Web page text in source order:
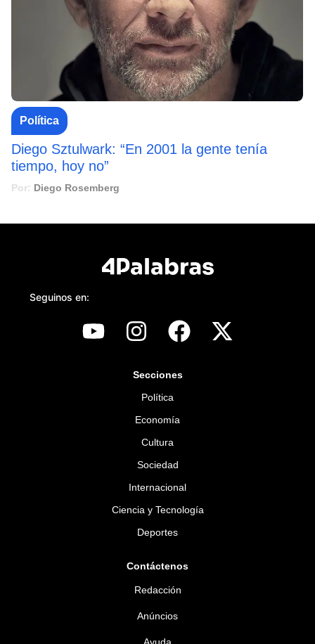
Política
Diego Sztulwark: “En 2001 la gente tenía
tiempo, hoy no”
Por: Diego Rosemberg
Seguinos en:
Secciones
Política
Economía
Cultura
Sociedad
Internacional
Ciencia y Tecnología
Deportes
Contáctenos
Redacción
Anúncios